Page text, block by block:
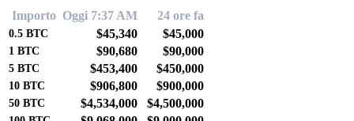
Importo Oggi 7:37 AM 24 ore fa
0.5 BTC $45,340 $45,000
1 BTC $90,680 $90,000
5 BTC $453,400 $450,000
10 BTC $906,800 $900,000
50 BTC $4,534,000 $4,500,000